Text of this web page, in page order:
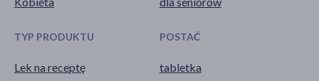
TYP PRODUKTU
Lek na receptę
POSTAĆ
tabletka